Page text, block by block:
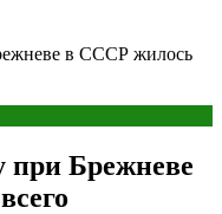
в СССР жилось
при Брежневе